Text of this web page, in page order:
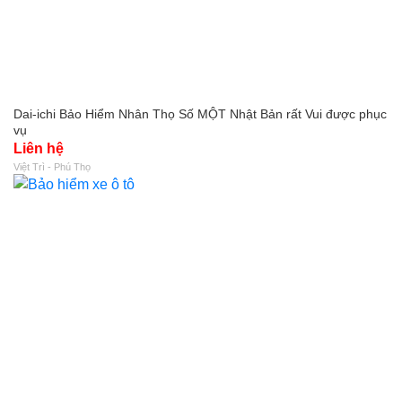
Dai-ichi Bảo Hiểm Nhân Thọ Số MỘT Nhật Bản rất Vui được phục
vụ
Liên hệ
Việt Trì - Phú Thọ